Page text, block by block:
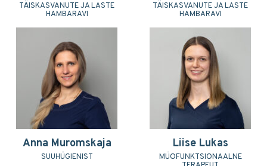
TÄISKASVANUTE JA LASTE
HAMBARAVI
TÄISKASVANUTE JA LASTE
HAMBARAVI
Anna Muromskaja
SUUHÜGIENIST
Liise Lukas
MÜOFUNKTSIONAALNE